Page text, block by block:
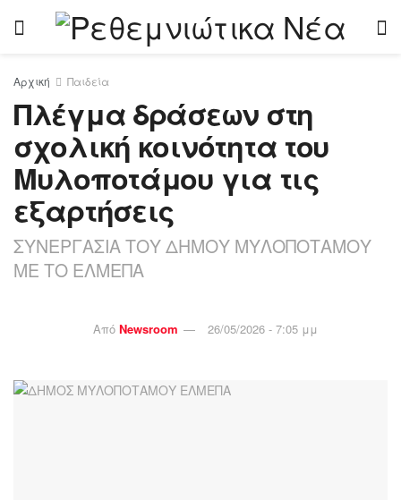
Αρχική Παιδεία
Πλέγμα δράσεων στη
σχολική κοινότητα του
Μυλοποτάμου για τις
εξαρτήσεις
ΣΥΝΕΡΓΑΣΙΑ ΤΟΥ ΔΗΜΟΥ ΜΥΛΟΠΟΤΑΜΟΥ
ΜΕ ΤΟ ΕΛΜΕΠΑ
Από Newsroom 26/05/2026 - 7:05 μμ